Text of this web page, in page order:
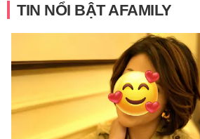
TIN NỔI BẬT AFAMILY